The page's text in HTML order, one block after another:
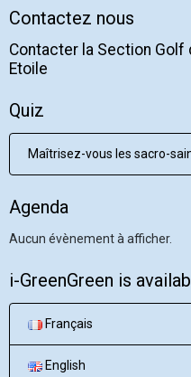
Contactez nous
Contacter la Section Golf
Etoile
Quiz
Maîtrisez-vous les sacro-
Agenda
Aucun évènement à afficher.
i-GreenGreen is
Français
English